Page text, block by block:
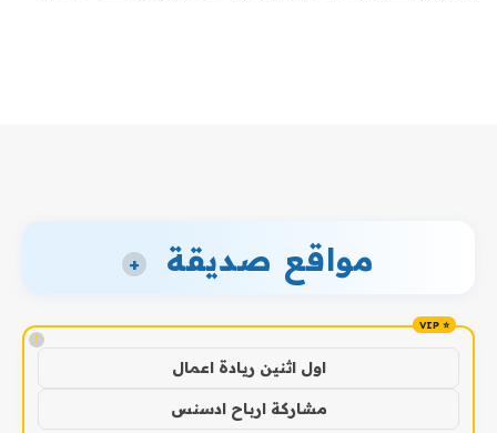
مواقع صديقة +
!
اول اثنين ريادة اعمال
مشاركة ارباح ادسنس